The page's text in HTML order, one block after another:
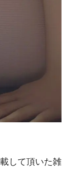
して頂いた雑